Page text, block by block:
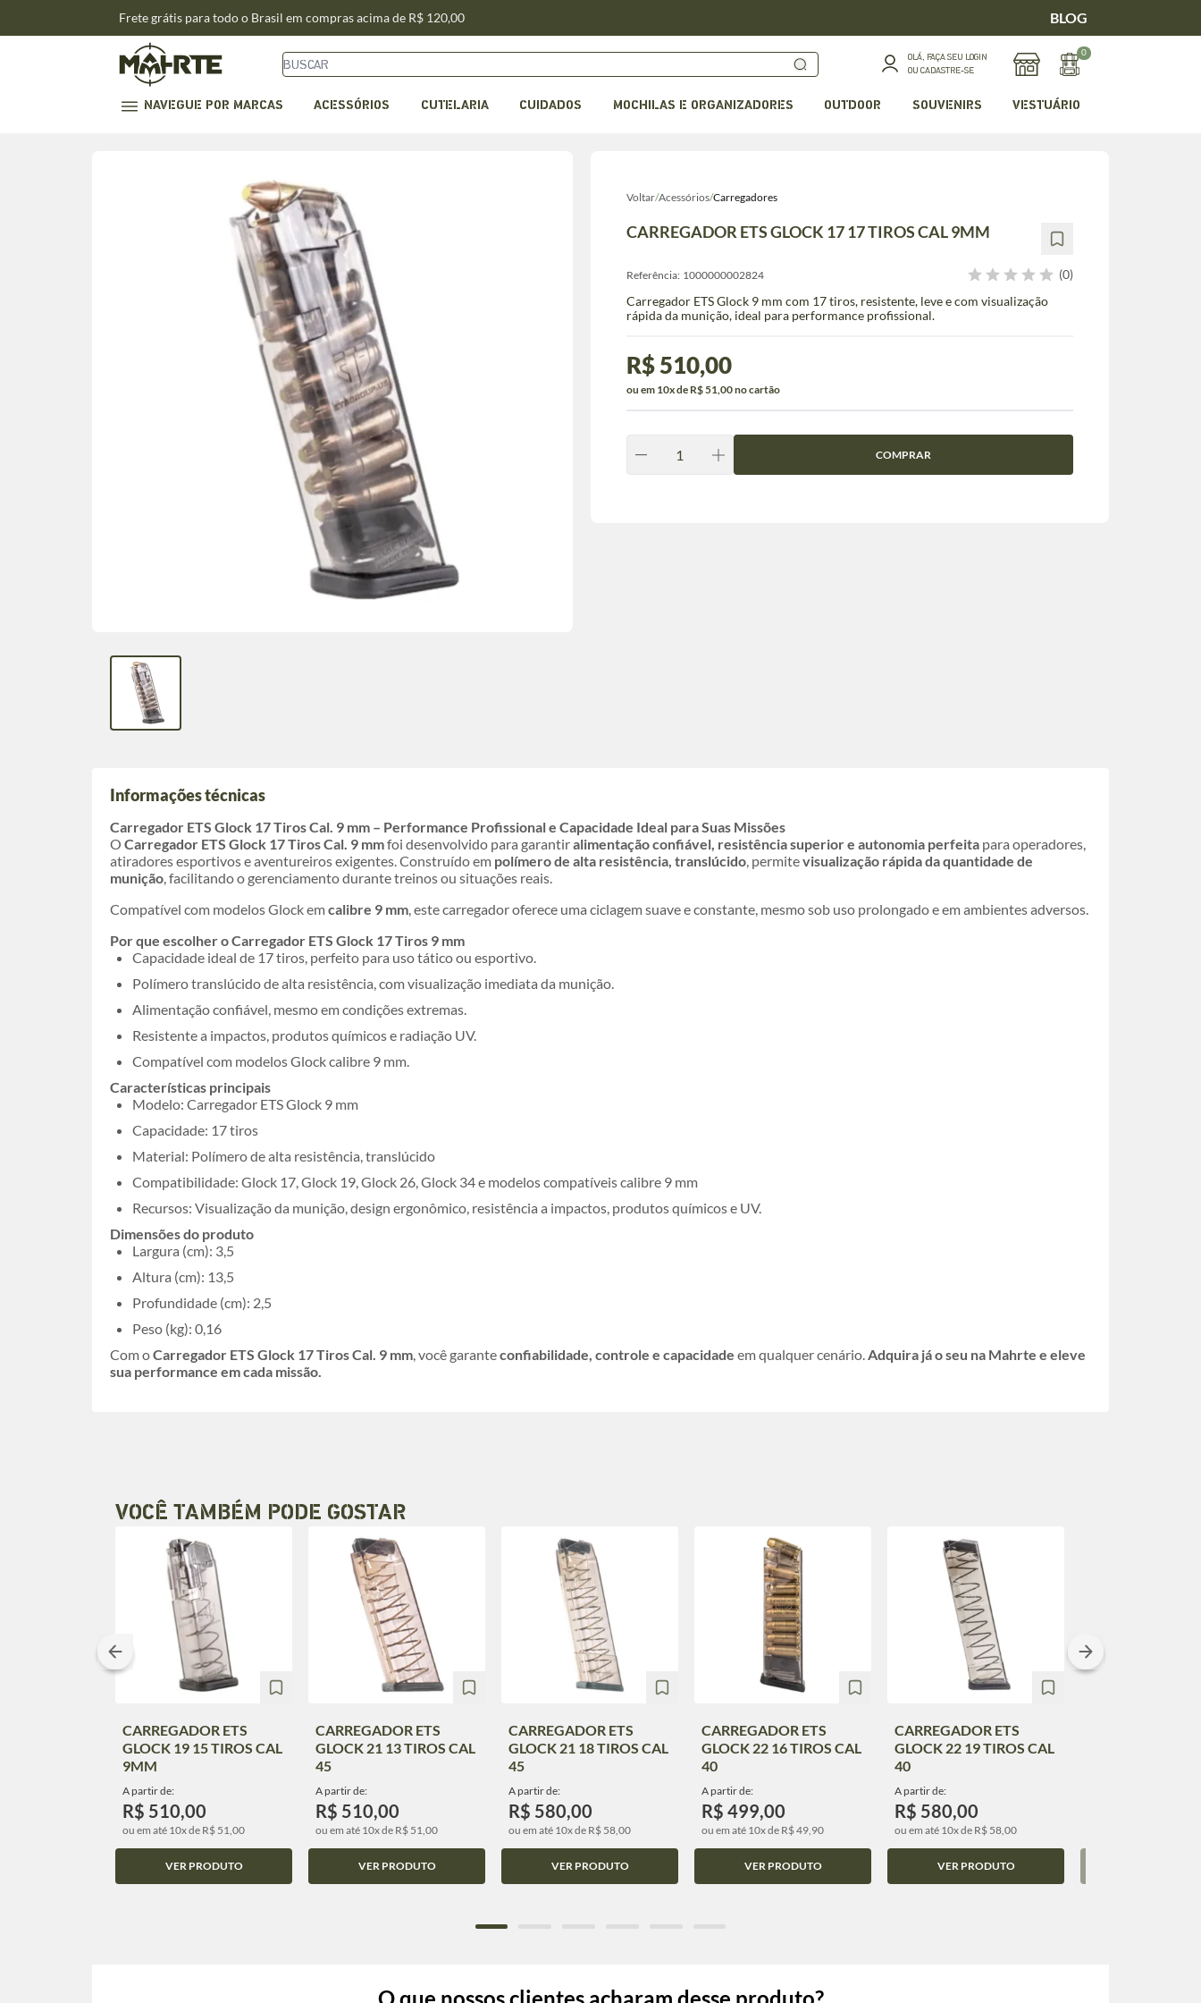
Frete grátis para todo o Brasil em compras acima de R$ 120,00 BLOG
OLÁ, FAÇA SEU LOGIN
OU CADASTRE-SE
0
NAVEGUE POR MARCAS ACESSÓRIOS CUTELARIA CUIDADOS MOCHILAS E ORGANIZADORES OUTDOOR SOUVENIRS VESTUÁRIO
Voltar/Acessórios/Carregadores
CARREGADOR ETS GLOCK 17 17 TIROS CAL 9MM
Referência: 1000000002824
(0)
Carregador ETS Glock 9 mm com 17 tiros, resistente, leve e com visualização
rápida da munição, ideal para performance profissional.
R$ 510,00
ou em 10x de R$ 51,00 no cartão
COMPRAR
Informações técnicas
Carregador ETS Glock 17 Tiros Cal. 9 mm – Performance Profissional e Capacidade Ideal para Suas Missões
O Carregador ETS Glock 17 Tiros Cal. 9 mmfoi desenvolvido para garantiralimentação confiável, resistência superior e autonomia perfeita para operadores,
atiradores esportivos e aventureiros exigentes. Construído em polímero de alta resistência, translúcido, permitevisualização rápida da quantidade de
munição, facilitando o gerenciamento durante treinos ou situações reais.
Compatível com modelos Glock emcalibre 9 mm, este carregador oferece uma ciclagem suave e constante, mesmo sob uso prolongado e em ambientes adversos.
Por que escolher o Carregador ETS Glock 17 Tiros 9 mm
Capacidade ideal de 17 tiros, perfeito para uso tático ou esportivo.
Polímero translúcido de alta resistência, com visualização imediata da munição.
Alimentação confiável, mesmo em condições extremas.
Resistente a impactos, produtos químicos e radiação UV.
Compatível com modelos Glock calibre 9 mm.
Características principais
Modelo: Carregador ETS Glock 9 mm
Capacidade: 17 tiros
Material: Polímero de alta resistência, translúcido
Compatibilidade: Glock 17, Glock 19, Glock 26, Glock 34 e modelos compatíveis calibre 9 mm
Recursos: Visualização da munição, design ergonômico, resistência a impactos, produtos químicos e UV.
Dimensões do produto
Largura (cm): 3,5
Altura (cm): 13,5
Profundidade (cm): 2,5
Peso (kg): 0,16
Com oCarregador ETS Glock 17 Tiros Cal. 9 mm, você garanteconfiabilidade, controle e capacidade em qualquer cenário.Adquira já o seu na Mahrte e eleve
sua performance em cada missão.
VOCÊ TAMBÉM PODE GOSTAR
CARREGADOR ETS
GLOCK 19 15 TIROS CAL
9MM
A partir de:
R$ 510,00
ou em até 10x de R$ 51,00
VER PRODUTO
CARREGADOR ETS
GLOCK 21 13 TIROS CAL
45
A partir de:
R$ 510,00
ou em até 10x de R$ 51,00
VER PRODUTO
CARREGADOR ETS
GLOCK 21 18 TIROS CAL
45
A partir de:
R$ 580,00
ou em até 10x de R$ 58,00
VER PRODUTO
CARREGADOR ETS
GLOCK 22 16 TIROS CAL
40
A partir de:
R$ 499,00
ou em até 10x de R$ 49,90
VER PRODUTO
CARREGADOR ETS
GLOCK 22 19 TIROS CAL
40
A partir de:
R$ 580,00
ou em até 10x de R$ 58,00
VER PRODUTO